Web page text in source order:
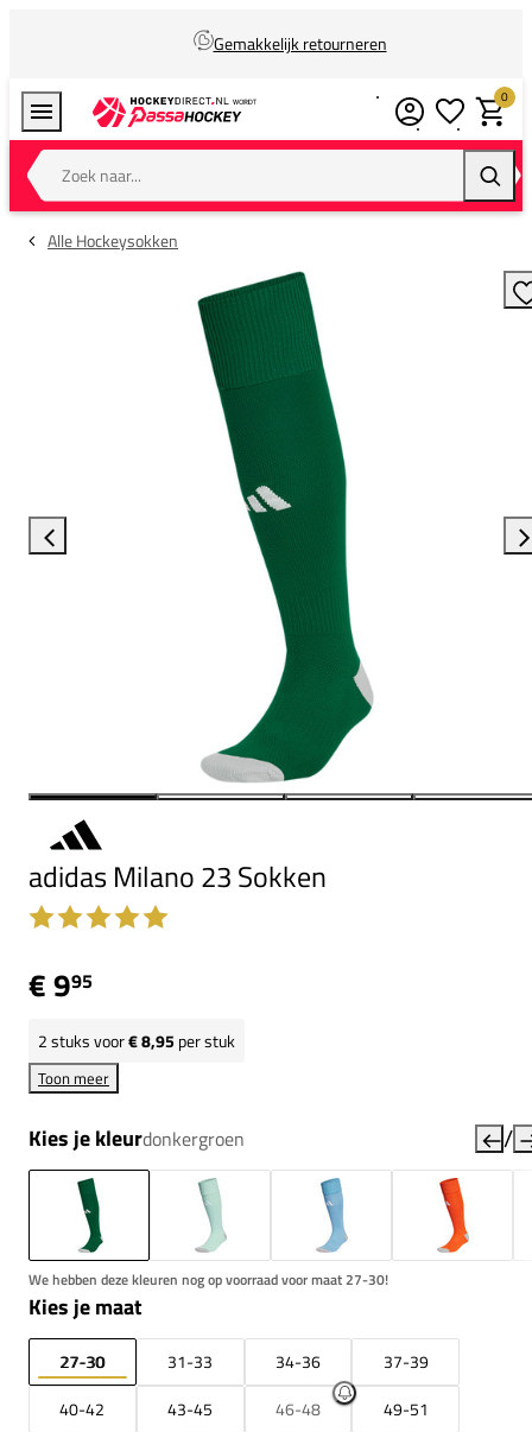
Gemakkelijk retourneren
Zoek naar...
0
Alle Hockeysokken
adidas Milano 23 Sokken
€ 995
2stuks voor€ 8,95 per stuk
Toon meer
Kies je kleurdonkergroen /
We hebben deze kleuren nog op voorraad voor maat 27-30!
Kies je maat
27-30 31-33 34-36
37-39
40-42
43-45 46-48 49-51